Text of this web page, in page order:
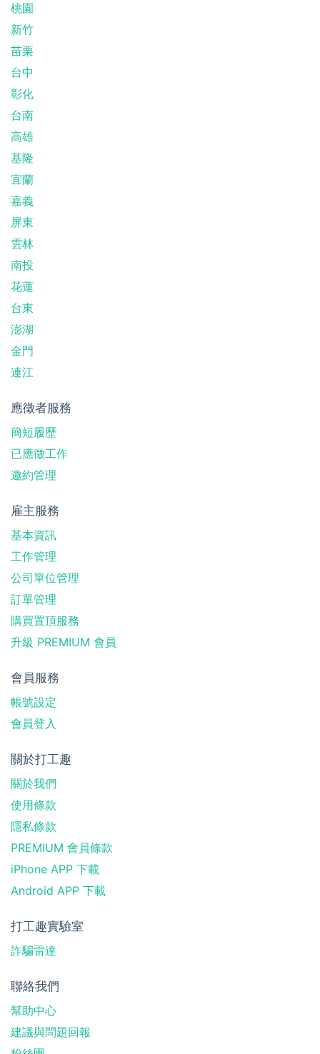
桃園
新竹
苗栗
台中
彰化
台南
高雄
基隆
宜蘭
嘉義
屏東
雲林
南投
花蓮
台東
澎湖
金門
連江
應徵者服務
簡短履歷
已應徵工作
邀約管理
雇主服務
基本資訊
工作管理
公司單位管理
訂單管理
購買置頂服務
升級 PREMIUM 會員
會員服務
帳號設定
會員登入
關於打工趣
關於我們
使用條款
隱私條款
PREMIUM 會員條款
iPhone APP 下載
Android APP 下載
打工趣實驗室
詐騙雷達
聯絡我們
幫助中心
建議與問題回報